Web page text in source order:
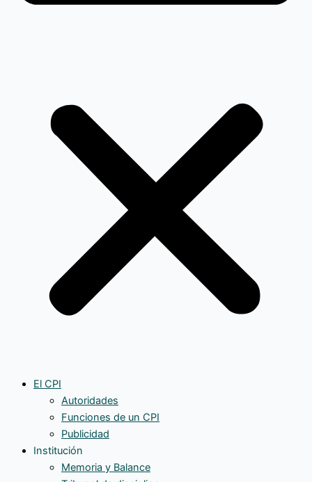
El CPI
Autoridades
Funciones de un CPI
Publicidad
Institución
Memoria y Balance